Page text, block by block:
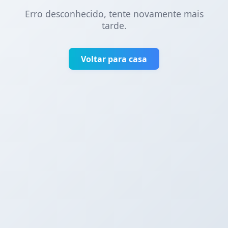
Erro desconhecido, tente novamente mais
tarde.
Voltar para casa